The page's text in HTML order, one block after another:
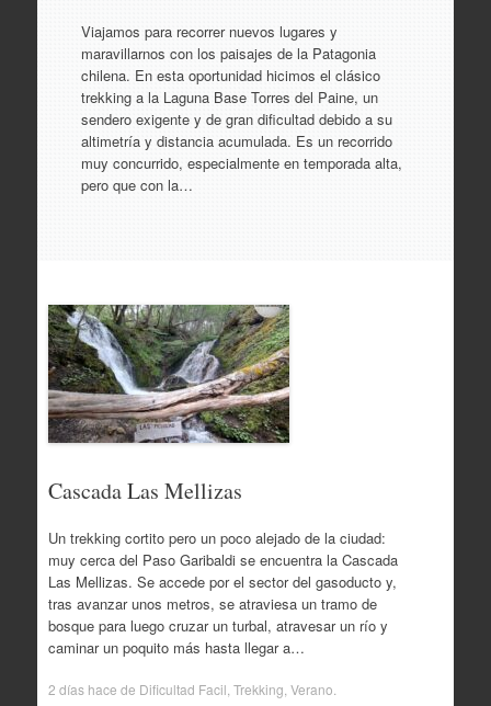
Viajamos para recorrer nuevos lugares y
maravillarnos con los paisajes de la Patagonia
chilena. En esta oportunidad hicimos el clásico
trekking a la Laguna Base Torres del Paine, un
sendero exigente y de gran dificultad debido a su
altimetría y distancia acumulada. Es un recorrido
muy concurrido, especialmente en temporada alta,
pero que con la…
Cascada Las Mellizas
Un trekking cortito pero un poco alejado de la ciudad:
muy cerca del Paso Garibaldi se encuentra la Cascada
Las Mellizas. Se accede por el sector del gasoducto y,
tras avanzar unos metros, se atraviesa un tramo de
bosque para luego cruzar un turbal, atravesar un río y
caminar un poquito más hasta llegar a…
2 días hace de Dificultad Facil Trekking Verano